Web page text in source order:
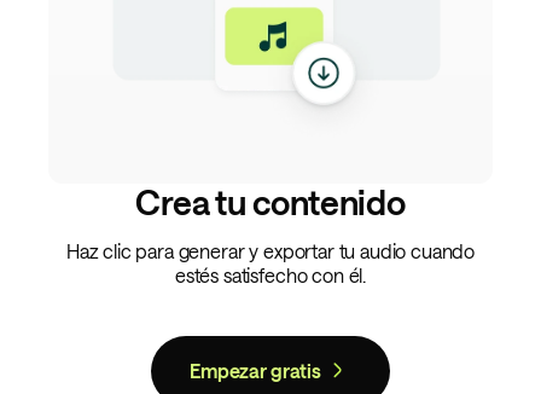
Crea tu contenido
Haz clic para generar y exportar tu audio cuando
estés satisfecho con él.
Empezar gratis